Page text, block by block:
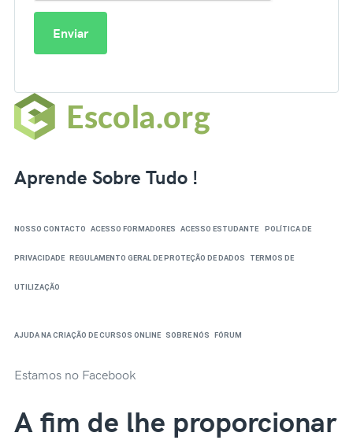
Enviar
Aprende Sobre Tudo !
NOSSO CONTACTO ACESSO FORMADORES ACESSO ESTUDANTE POLÍTICA DE
PRIVACIDADE REGULAMENTO GERAL DE PROTEÇÃO DE DADOS TERMOS DE
UTILIZAÇÃO
AJUDA NA CRIAÇÃO DE CURSOS ONLINE SOBRE NÓS FÓRUM
Estamos no Facebook
A fim de lhe proporcionar